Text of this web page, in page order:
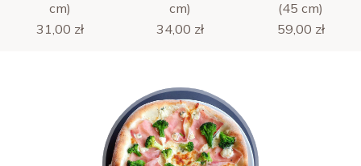
cm) cm)
(45 cm)
31,00 zł
34,00 zł 59,00 zł